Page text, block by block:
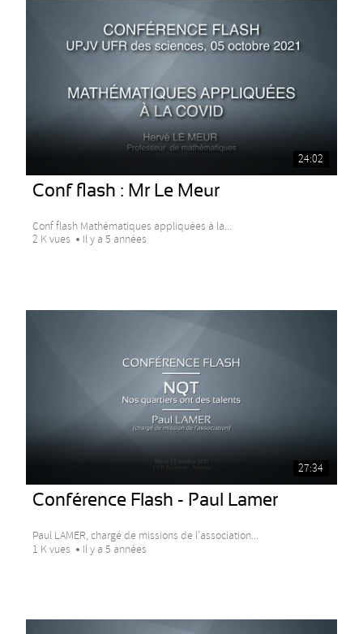
24:02
Conf flash : Mr Le Meur
Conf flash Mathématiques appliquées à la...
2 K vues
Il y a 5 années
27:34
Conférence Flash - Paul Lamer
Paul LAMER, chargé de missions de l’association...
1 K vues
Il y a 5 années